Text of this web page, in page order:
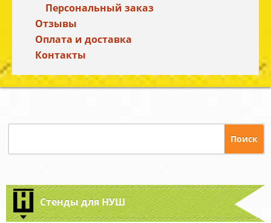
Персональный заказ
Отзывы
Оплата и доставка
Контакты
Стенды для НУШ